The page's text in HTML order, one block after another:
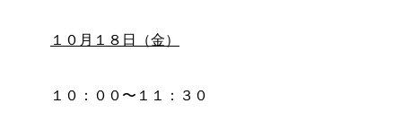
１０月１８日（金）
１０：００〜１１：３０